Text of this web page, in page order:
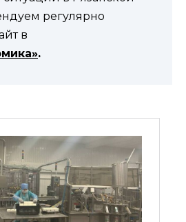
регулярно
в
.